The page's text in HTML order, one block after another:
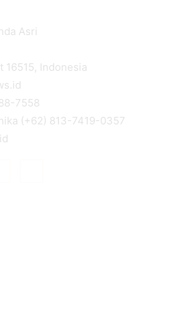
Asri
16515, Indonesia
7558
(+62) 813-7419-0357